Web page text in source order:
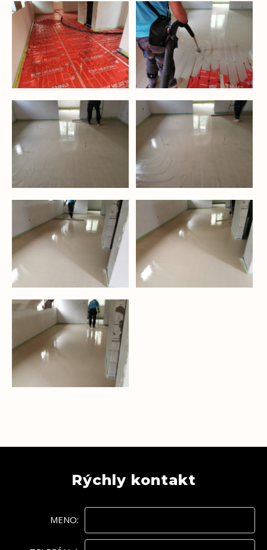
Rýchly kontakt
MENO: